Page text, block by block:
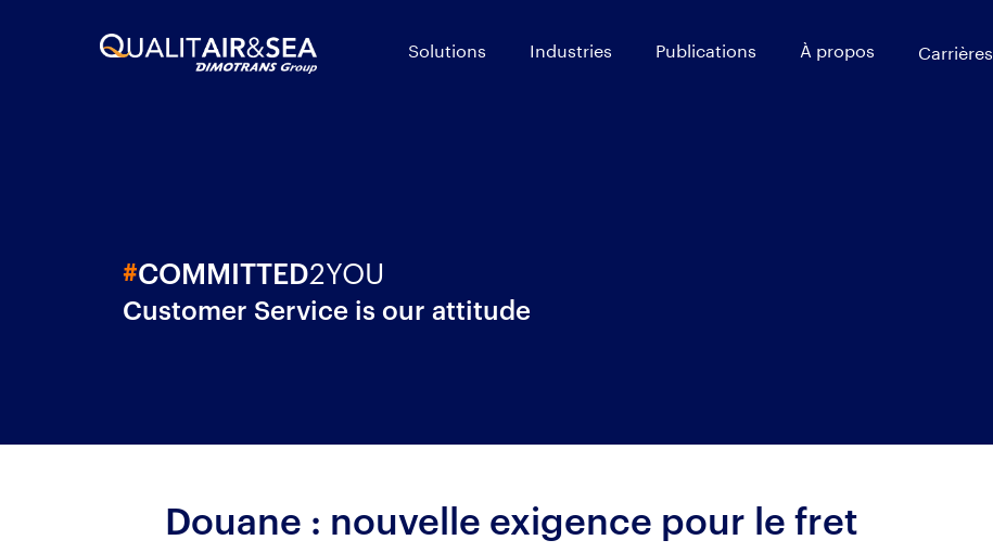
Solutions Industries Publications À propos Carrières
#COMMITTED2YOU
Customer Service is our attitude
Douane : nouvelle exigence pour le fret